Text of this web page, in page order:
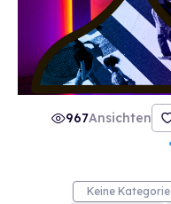
967Ansichten
Keine Kategorie